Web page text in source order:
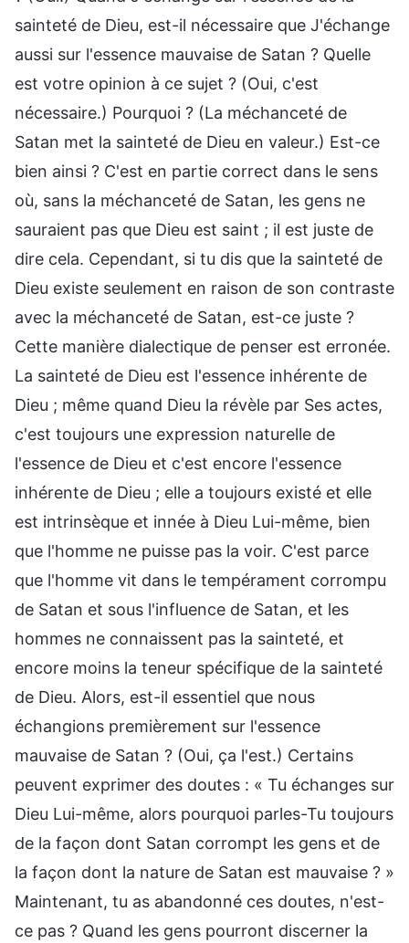
sainteté de Dieu, est-il nécessaire que J'échange
aussi sur l'essence mauvaise de Satan ? Quelle
est votre opinion à ce sujet ? (Oui, c'est
nécessaire.) Pourquoi ? (La méchanceté de
Satan met la sainteté de Dieu en valeur.) Est-ce
bien ainsi ? C'est en partie correct dans le sens
où, sans la méchanceté de Satan, les gens ne
sauraient pas que Dieu est saint ; il est juste de
dire cela. Cependant, si tu dis que la sainteté de
Dieu existe seulement en raison de son contraste
avec la méchanceté de Satan, est-ce juste ?
Cette manière dialectique de penser est erronée.
La sainteté de Dieu est l'essence inhérente de
Dieu ; même quand Dieu la révèle par Ses actes,
c'est toujours une expression naturelle de
l'essence de Dieu et c'est encore l'essence
inhérente de Dieu ; elle a toujours existé et elle
est intrinsèque et innée à Dieu Lui-même, bien
que l'homme ne puisse pas la voir. C'est parce
que l'homme vit dans le tempérament corrompu
de Satan et sous l'influence de Satan, et les
hommes ne connaissent pas la sainteté, et
encore moins la teneur spécifique de la sainteté
de Dieu. Alors, est-il essentiel que nous
échangions premièrement sur l'essence
mauvaise de Satan ? (Oui, ça l'est.) Certains
peuvent exprimer des doutes : « Tu échanges sur
Dieu Lui-même, alors pourquoi parles-Tu toujours
de la façon dont Satan corrompt les gens et de
la façon dont la nature de Satan est mauvaise ? »
Maintenant, tu as abandonné ces doutes, n'est-
ce pas ? Quand les gens pourront discerner la